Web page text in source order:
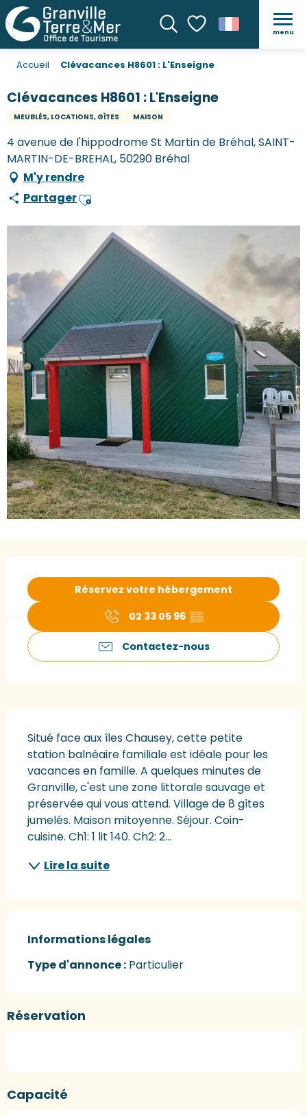
Recherche
Voir les favoris
menu
Accueil Clévacances H8601 : L'Enseigne
Clévacances H8601 : L'Enseigne
MEUBLÉS, LOCATIONS, GÎTES MAISON
4 avenue de l'hippodrome St Martin de Bréhal, SAINT-
MARTIN-DE-BREHAL, 50290 Bréhal
M'y rendre
PartagerAjouter aux favoris
Réservez votre hébergement
02 33 05 96 ▒▒
Contactez-nous
Situé face aux îles Chausey, cette petite
station balnéaire familiale est idéale pour les
vacances en famille. A quelques minutes de
Granville, c'est une zone littorale sauvage et
préservée qui vous attend. Village de 8 gîtes
jumelés. Maison mitoyenne. Séjour. Coin-
cuisine. Ch1: 1 lit 140. Ch2: 2...
Lire la suite
Informations légales
Informations légales
Type d'annonce : Particulier
Réservation
Capacité